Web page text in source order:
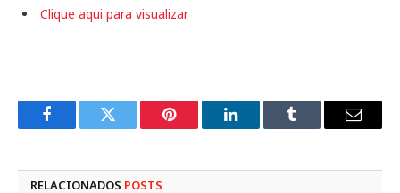
Clique aqui para visualizar
FacebookTwitter Pinterest LinkedInTumblr
E-
RELACIONADOS POSTS